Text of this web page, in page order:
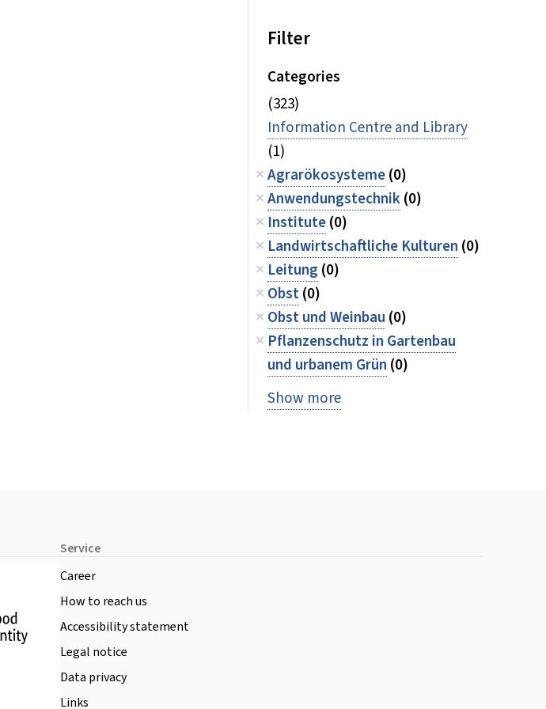
Filter
Categories
(323)
Information Centre and Library
(1)
Agrarökosysteme(0)
Anwendungstechnik(0)
Institute(0)
Landwirtschaftliche Kulturen (0)
Leitung (0)
Obst(0)
Obst und Weinbau (0)
Pflanzenschutz in Gartenbau
und urbanem Grün (0)
Show more
Service
Career
How to reach us
Accessibility statement
Legal notice
Data privacy
Links